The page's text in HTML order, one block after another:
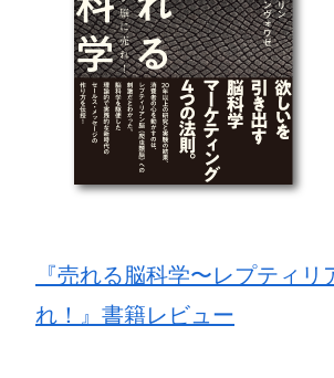
『売れる脳科学〜レプティリ
れ！』書籍レビュー